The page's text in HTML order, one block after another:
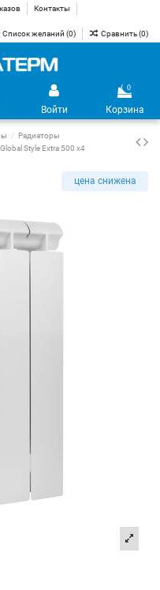
Контакты
Список желаний (0) Сравнить (0)
Войти
0
Корзина
Радиаторы
Style Extra 500 х4
цена снижена